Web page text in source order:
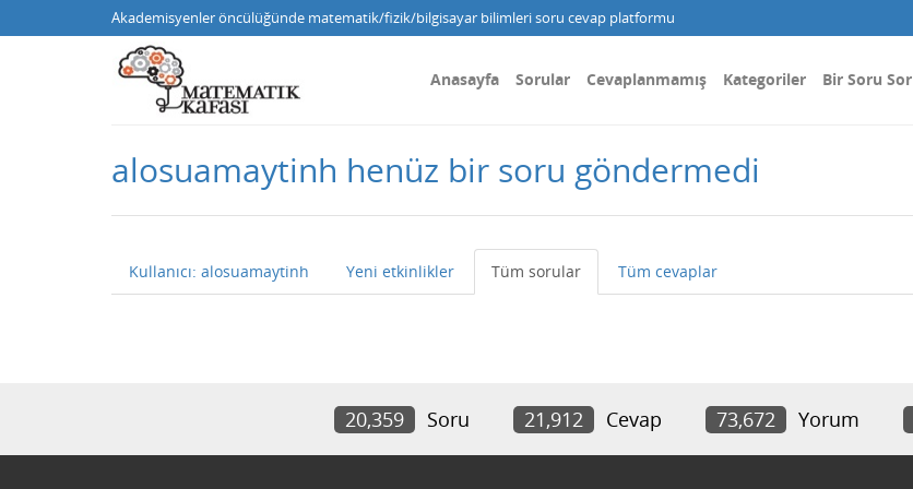
Akademisyenler öncülüğünde matematik/fizik/bilgisayar bilimleri soru cevap platformu
Anasayfa Sorular Cevaplanmamış Kategoriler Bir Soru Sor
alosuamaytinh henüz bir soru göndermedi
Kullanıcı: alosuamaytinh Yeni etkinlikler Tüm sorular Tüm cevaplar
20,359 Soru 21,912 Cevap 73,672 Yorum